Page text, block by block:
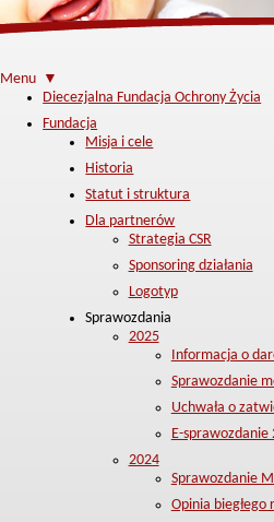
Menu ▼
Diecezjalna Fundacja Ochrony Życia
Fundacja
Misja i cele
Historia
Statut i struktura
Dla partnerów
Strategia CSR
Sponsoring działania
Logotyp
Sprawozdania
2025
Informacja o
Sprawozdanie
Uchwała o
E-sprawozdanie
2024
Sprawozdanie
Opinia biegłego